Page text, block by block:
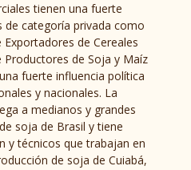
tienen una fuerte
de categoría privada como
de Cereales
Productores de Soja y Maíz
fuerte influencia política
y nacionales. La
a medianos y grandes
soja de Brasil y tiene
y técnicos que trabajan en
de soja de Cuiabá,